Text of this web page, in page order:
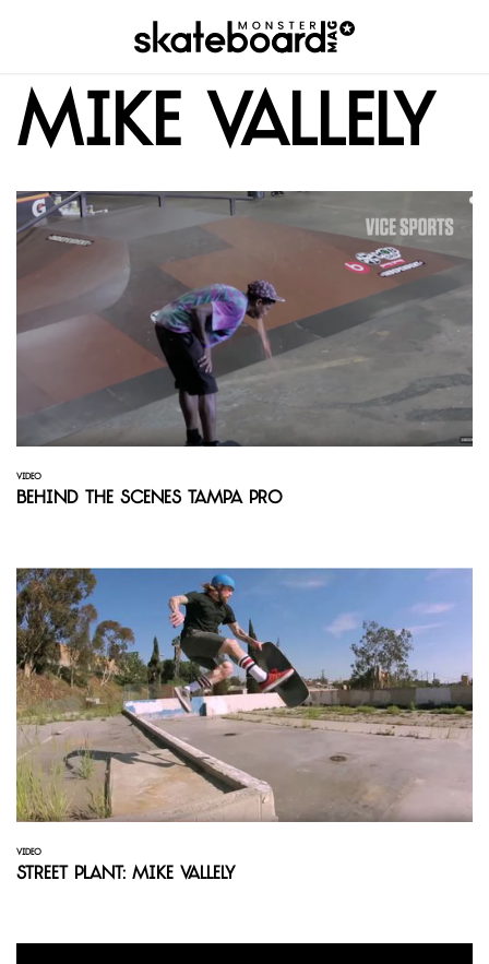
Mike Vallely
VIDEO
Behind the Scenes Tampa Pro
VIDEO
Street Plant: Mike Vallely